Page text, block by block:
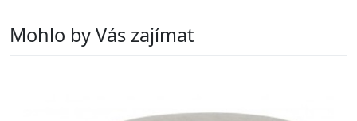
Mohlo by Vás zajímat